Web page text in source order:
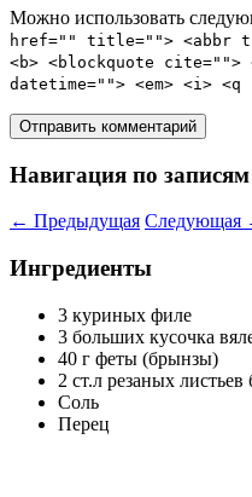
Можно использовать
href="" title=""> <abbr
<b> <blockquote cite="">
datetime=""> <em> <i>
Навигация по записям
← Предыдущая Следующая
Ингредиенты
3 куриных филе
3 больших кусочка
40 г феты (брынзы)
2 ст.л резаных листьев
Соль
Перец